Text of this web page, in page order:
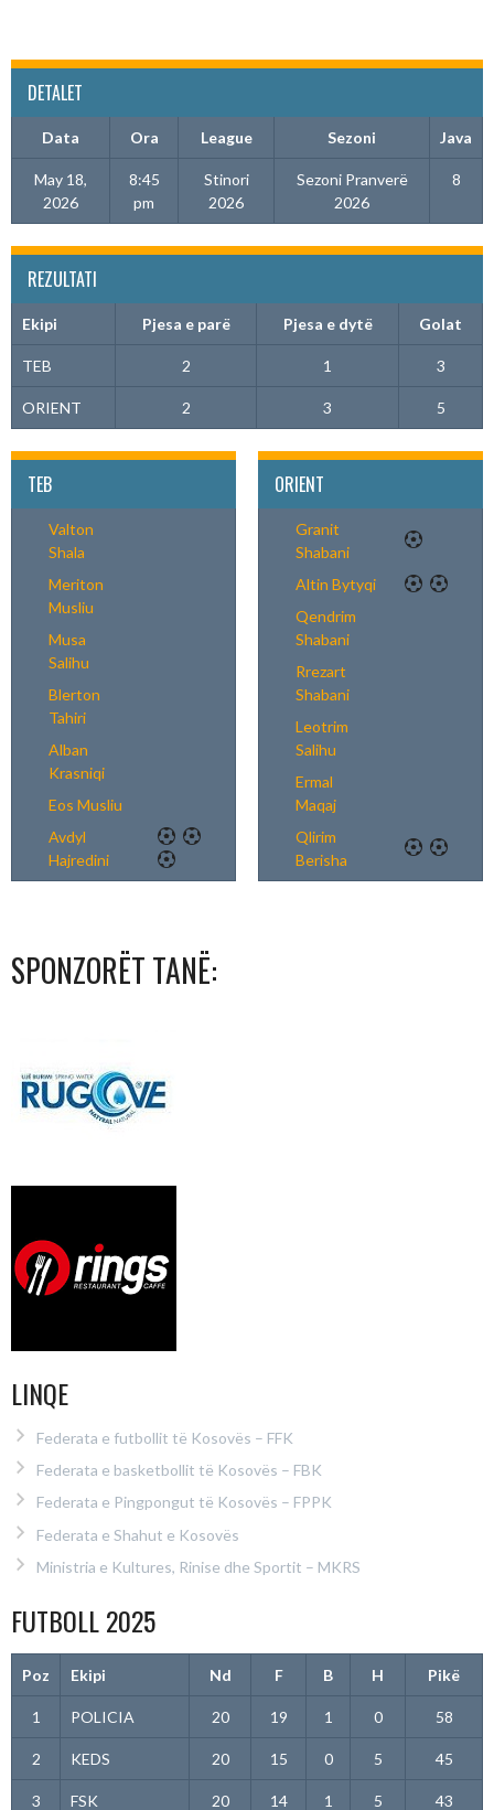
DETALET
Data Ora League Sezoni Java
May 18,
2026
8:45
pm
Stinori
2026
Sezoni Pranverë
2026
8
REZULTATI
Ekipi Pjesa e parë Pjesa e dytë Golat
TEB 2 1 3
ORIENT 2 3 5
TEB
Valton
Shala
Meriton
Musliu
Musa
Salihu
Blerton
Tahiri
Alban
Krasniqi
Eos Musliu
Avdyl
Hajredini
ORIENT
Granit
Shabani
Altin Bytyqi
Qendrim
Shabani
Rrezart
Shabani
Leotrim
Salihu
Ermal
Maqaj
Qlirim
Berisha
SPONZORËT TANË:
LINQE
Federata e futbollit të Kosovës – FFK
Federata e basketbollit të Kosovës – FBK
Federata e Pingpongut të Kosovës – FPPK
Federata e Shahut e Kosovës
Ministria e Kultures, Rinise dhe Sportit – MKRS
FUTBOLL 2025
Poz Ekipi Nd F B H Pikë
1 POLICIA 20 19 1 0 58
2 KEDS 20 15 0 5 45
3 FSK 20 14 1 5 43